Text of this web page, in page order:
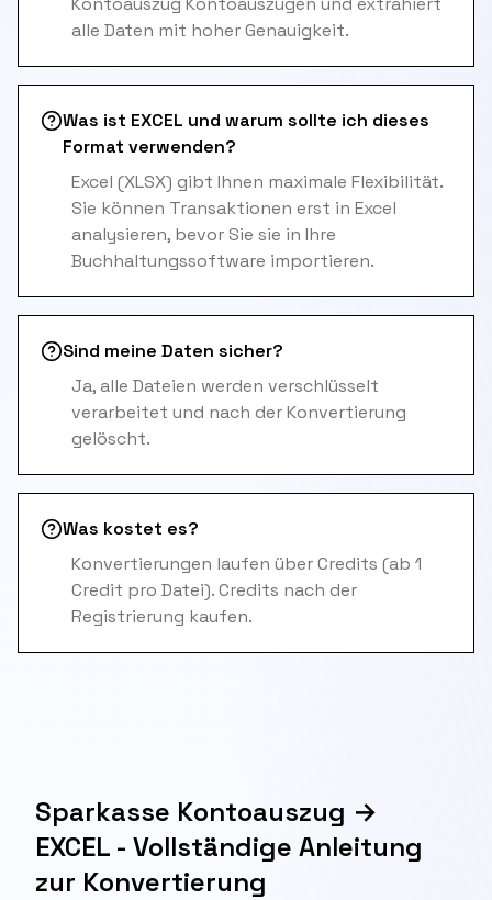
alle Daten mit hoher Genauigkeit.
Was ist EXCEL und warum sollte ich dieses
Format verwenden?
Excel (XLSX) gibt Ihnen maximale Flexibilität.
Sie können Transaktionen erst in Excel
analysieren, bevor Sie sie in Ihre
Buchhaltungssoftware importieren.
Sind meine Daten sicher?
Ja, alle Dateien werden verschlüsselt
verarbeitet und nach der Konvertierung
gelöscht.
Was kostet es?
Konvertierungen laufen über Credits (ab 1
Credit pro Datei). Credits nach der
Registrierung kaufen.
Sparkasse Kontoauszug →
EXCEL - Vollständige Anleitung
zur Konvertierung